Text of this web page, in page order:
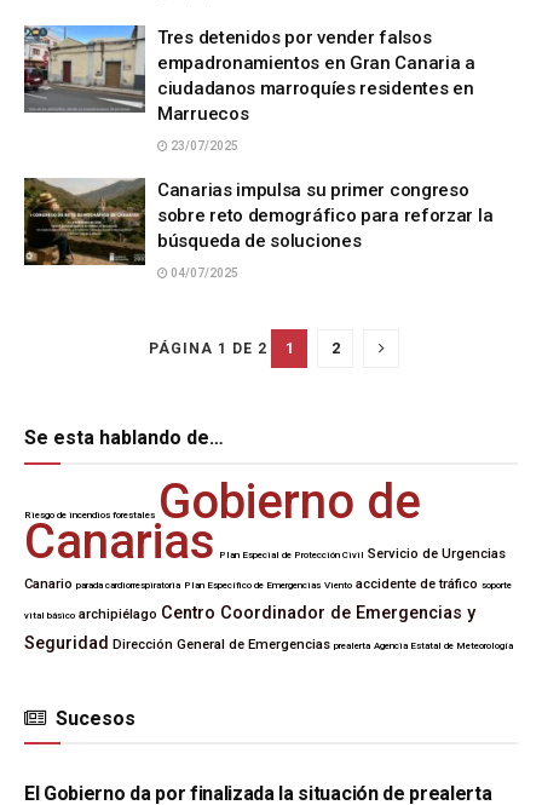
Tres detenidos por vender falsos
empadronamientos en Gran Canaria a
ciudadanos marroquíes residentes en
Marruecos
23/07/2025
Canarias impulsa su primer congreso
sobre reto demográfico para reforzar la
búsqueda de soluciones
04/07/2025
PÁGINA 1 DE 2 1 2
Se esta hablando de…
Riesgo de incendios forestales Gobierno de
Canarias Plan Especial de Protección Civil Servicio de Urgencias
Canario parada cardiorrespiratoria Plan Específico de Emergencias Viento accidente de tráfico soporte
vital básico archipiélago Centro Coordinador de Emergencias y
Seguridad Dirección General de Emergencias prealerta Agencia Estatal de Meteorología
Sucesos
SUCESOS
El Gobierno da por finalizada la situación de prealerta